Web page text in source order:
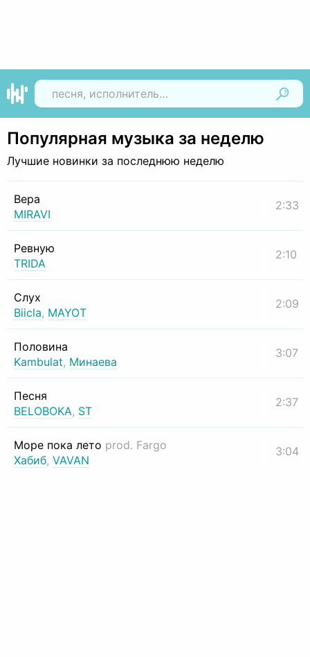
Популярная музыка за неделю
Лучшие новинки за последнюю неделю
Вера
MIRAVI
2:33
Ревную
TRIDA
2:10
Слух
Biicla, MAYOT
2:09
Половина
Kambulat, Минаева
3:07
Песня
BELOBOKA, ST
2:37
Море пока лето prod. Fargo
Хабиб, VAVAN
3:04